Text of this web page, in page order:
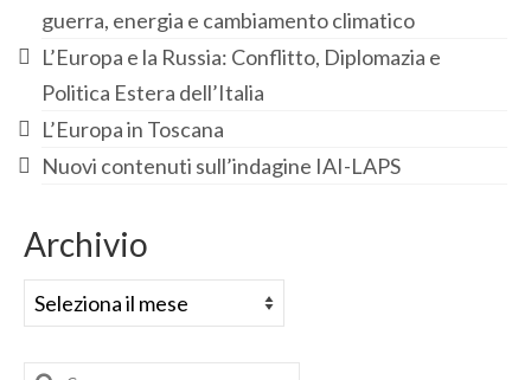
guerra, energia e cambiamento climatico
L’Europa e la Russia: Conflitto, Diplomazia e
Politica Estera dell’Italia
L’Europa in Toscana
Nuovi contenuti sull’indagine IAI-LAPS
Archivio
Archivio
Cerca: